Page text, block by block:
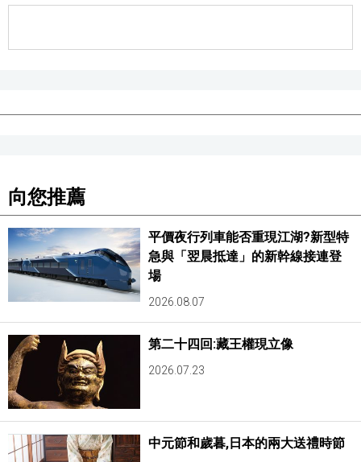
向您推薦
平價夜行列車能否重現江湖?新型特
急與「翌晨抵達」的新幹線接連登
場
2026.08.07
第二十四回:藏王權現立像
2026.07.23
中元節和歲暮,日本的兩大送禮時節